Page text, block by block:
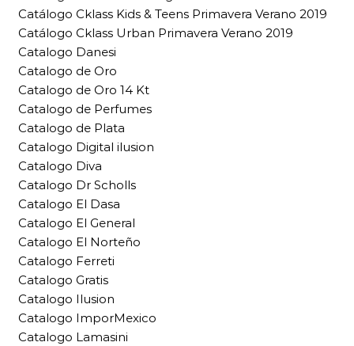
Catálogo Cklass Kids & Teens Primavera Verano 2019
Catálogo Cklass Urban Primavera Verano 2019
Catalogo Danesi
Catalogo de Oro
Catalogo de Oro 14 Kt
Catalogo de Perfumes
Catalogo de Plata
Catalogo Digital ilusion
Catalogo Diva
Catalogo Dr Scholls
Catalogo El Dasa
Catalogo El General
Catalogo El Norteño
Catalogo Ferreti
Catalogo Gratis
Catalogo Ilusion
Catalogo ImporMexico
Catalogo Lamasini